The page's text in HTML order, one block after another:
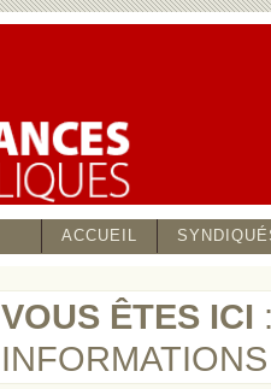
ACCUEIL
VOUS ÊTES ICI